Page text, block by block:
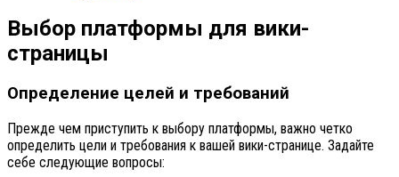
Выбор платформы для вики-
страницы
Определение целей и требований
Прежде чем приступить к выбору платформы, важно четко
определить цели и требования к вашей вики-странице. Задайте
себе следующие вопросы: